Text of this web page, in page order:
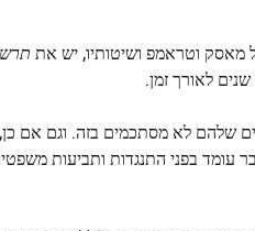
מאסק וטראמפ ושיטותיו, יש את
של 55 מיליארד דולר כבר, המספרים שלהם לא מסתכמים בזה.
עומד בפני התנגדות ותביעות